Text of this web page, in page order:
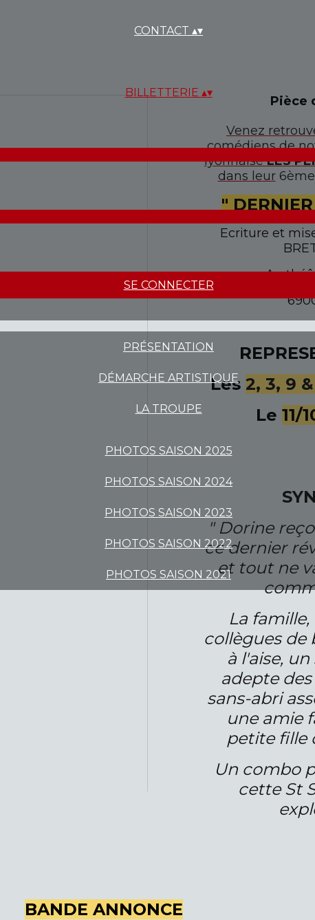
CONTACT ▴▾
BILLETTERIE ▴▾
SE CONNECTER
PRÉSENTATION
DÉMARCHE ARTISTIQUE
LA TROUPE
PHOTOS SAISON 2025
PHOTOS SAISON 2024
PHOTOS SAISON 2023
PHOTOS SAISON 2022
PHOTOS SAISON 2021
Pièce
Venez
comédiens de
lyonnaiseLES
dans leur6ème
"
Ecriture et
Au
Les 2, 3, 9
Le 11/
" Dorine
ce dernier
et tout ne
La famille,
collègues de
à l'aise,
adepte
sans-abri
une amie
petite fille
Un combo
cette St
BANDE ANNONCE